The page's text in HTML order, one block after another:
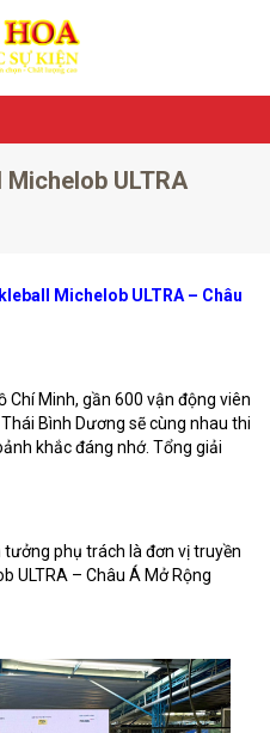
ULTRA
Michelob ULTRA – Châu
Chí Minh, gần 600 vận động viên
Bình Dương sẽ cùng nhau thi
khắc đáng nhớ. Tổng giải
tưởng phụ trách là đơn vị truyền
ULTRA – Châu Á Mở Rộng